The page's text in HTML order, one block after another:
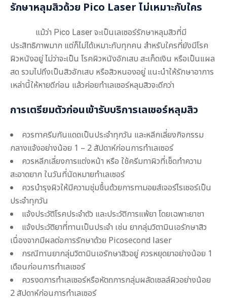
รักษาหลุมสิวด้วย Pico Laserไม่เหมาะกับใคร
แม้ว่า Pico Laser จะเป็นเลเซอร์รักษาหลุมสิวที่มี
ประสิทธิภาพมาก แต่ก็ไม่ได้เหมาะกับทุกคน สำหรับใครที่ยังมีโรค
ผิวหนังอยู่ ไม่ว่าจะเป็น โรคผิวหนังอักเสบ สะเก็ดเงิน หรือเป็นแผล
สด รวมไปถึงเป็นสิวอักเสบ หรือสิวหนองอยู่ แนะนำให้รักษาอาการ
เหล่านี้ให้หายดีก่อน แล้วค่อยทำเลเซอร์หลุมสิวจะดีกว่า
การเตรียมตัวก่อนเข้ารับบริการเลเซอร์หลุมสิว
ควรทาครีมกันแดดเป็นประจำทุกวัน และหลีกเลี่ยงกิจกรรม
กลางแจ้งอย่างน้อย 1 – 2 สัปดาห์ก่อนการทำเลเซอร์
ควรหลีกเลี่ยงการแต่งหน้า หรือ ใช้ครีมทาผิวที่เช็ดทำความ
สะอาดยาก ในวันที่นัดหมายทำเลเซอร์
ควรบำรุงผิวให้มีความชุ่มชื้นด้วยการทามอยส์เจอร์ไรเซอร์เป็น
ประจำทุกวัน
แจ้งประวัติโรคประจำตัว และประวัติการแพ้ยา โดยเฉพาะยาชา
แจ้งประวัติยาที่ทานเป็นประจำ เช่น ยากลุ่มวิตามินเอรักษาสิว
เนื่องจากมีผลต่อการรักษาด้วย Picosecond laser
กรณีทานยากลุ่มวิตามินเอรักษาสิวอยู่ ควรหยุดยาอย่างน้อย 1
เดือนก่อนการทำเลเซอร์
ควรงดการทำเลเซอร์หรือหัตถการกลุ่มผลัดเซลล์ผิวอย่างน้อย
2 สัปดาห์ก่อนการทำเลเซอร์